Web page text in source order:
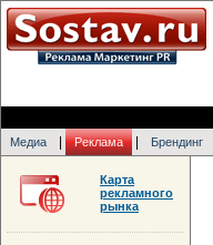
Медиа Реклама Брендинг
Карта
рекламного
рынка